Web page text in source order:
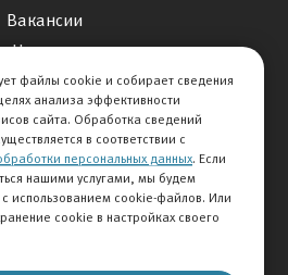
Вакансии
Новости
сайта
234-33-66
файлы cookie и собирает сведения
анализа эффективности
сайта. Обработка сведений
в соответствии с
персональных данных. Если
нашими услугами, мы будем
с использованием cookie-файлов. Или
cookie в настройках своего